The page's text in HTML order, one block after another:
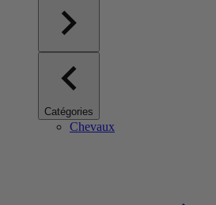
Catégories
Chevaux